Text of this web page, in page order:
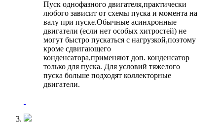
Пуск однофазного двигателя,практически
любого зависит от схемы пуска и момента на
валу при пуске.Обычные асинхронные
двигатели (если нет особых хитростей) не
могут быстро пускаться с нагрузкой,поэтому
кроме сдвигающего
конденсатора,применяют доп. конденсатор
только для пуска. Для условий тяжелого
пуска больше подходят коллекторные
двигатели.